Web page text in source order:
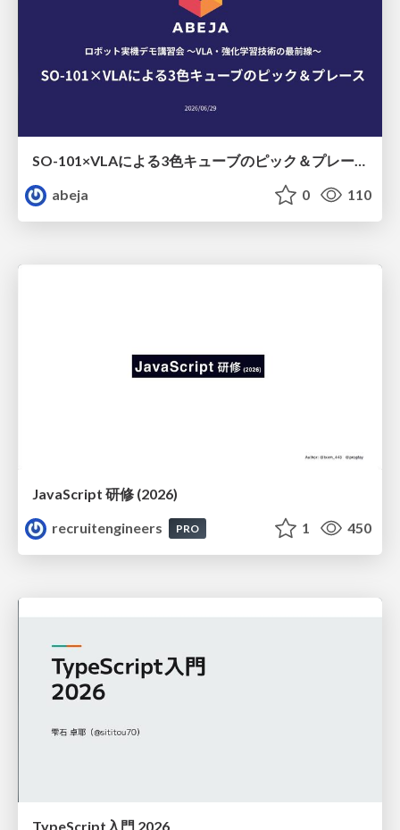
SO-101×VLAによる3色キューブのピック＆プレース
abeja
0 110
JavaScript 研修 (2026)
recruitengineers
PRO 1 450
TypeScript入門 2026